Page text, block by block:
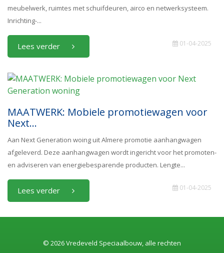
meubelwerk, ruimtes met schuifdeuren, airco en netwerksysteem.
Inrichting-...
Lees verder 01-04-2025
MAATWERK: Mobiele promotiewagen voor
Next...
Aan Next Generation woing uit Almere promotie aanhangwagen
afgeleverd. Deze aanhangwagen wordt ingericht voor het promoten-
en adviseren van energiebesparende producten. Lengte...
Lees verder 01-04-2025
© 2026 Vredeveld Speciaalbouw, alle rechten